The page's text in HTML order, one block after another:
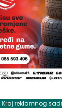
Kraj reklamnog